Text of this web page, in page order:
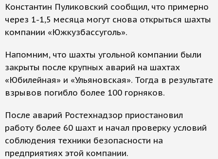
Константин Пуликовский сообщил, что примерно
через 1-1,5 месяца могут снова открыться шахты
компании «Южкузбассуголь».
Напомним, что шахты угольной компании были
закрыты после крупных аварий на шахтах
«Юбилейная» и «Ульяновская». Тогда в результате
взрывов погибло более 100 горняков.
После аварий Ростехнадзор приостановил
работу более 60 шахт и начал проверку условий
соблюдения техники безопасности на
предприятиях этой компании.